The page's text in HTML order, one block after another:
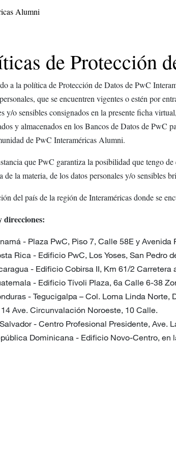
Alumni
de Protección
a la política de Protección de Datos de PwC
que se encuentren vigentes o estén por
y/o sensibles consignados en la presente ficha
y almacenados en los Bancos de Datos de PwC
de PwC Interaméricas Alumni.
que PwC garantiza la posibilidad que tengo
de la materia, de los datos personales y/o sensibles
del país de la región de Interaméricas donde se
direcciones:
- Plaza PwC, Piso 7, Calle 58E y
Rica - Edificio PwC, Los Yoses, San Pedro
- Edificio Cobirsa II, Km 61/2 Carretera
- Edificio Tívoli Plaza, 6a Calle 6-38
- Tegucigalpa – Col. Loma Linda Norte,
Ave. Circunvalación Noroeste, 10 Calle.
- Centro Profesional Presidente,
Dominicana - Edificio Novo-Centro, en